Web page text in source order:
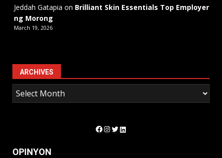
Jeddah Gatapia on Brilliant Skin Essentials Top Employer
ng Morong
March 19, 2026
ARCHIVES
Facebook
Instagram
Twitter
LinkedIn
OPINYON